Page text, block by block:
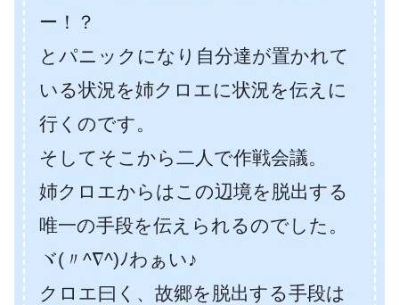
ー！？
とパニックになり自分達が置かれて
いる状況を姉クロエに状況を伝えに
行くのです。
そしてそこから二人で作戦会議。
姉クロエからはこの辺境を脱出する
唯一の手段を伝えられるのでした。
ヾ(〃^∇^)ﾉわぁい♪
クロエ曰く、故郷を脱出する手段は